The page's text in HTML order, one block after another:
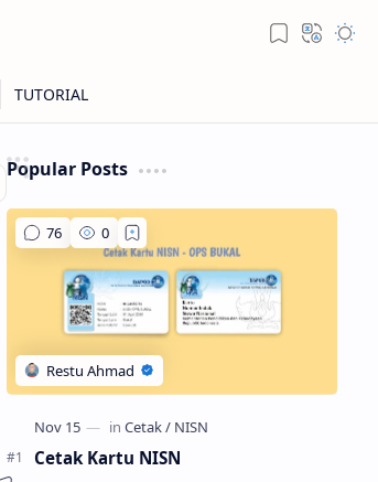
Popular Posts
Cetak Kartu NISN